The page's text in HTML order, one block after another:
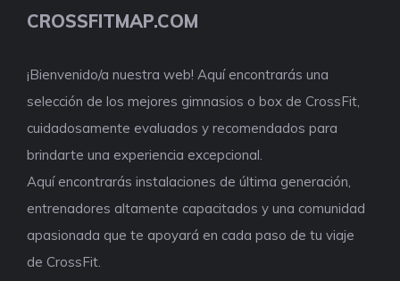
CROSSFITMAP.COM
¡Bienvenido/a nuestra web! Aquí encontrarás una
selección de los mejores gimnasios o box de CrossFit,
cuidadosamente evaluados y recomendados para
brindarte una experiencia excepcional.
Aquí encontrarás instalaciones de última generación,
entrenadores altamente capacitados y una comunidad
apasionada que te apoyará en cada paso de tu viaje
de CrossFit.